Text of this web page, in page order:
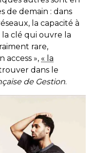
de demain : dans
la capacité à
clé qui ouvre la
rare,
access », « la
dans le
de Gestion.